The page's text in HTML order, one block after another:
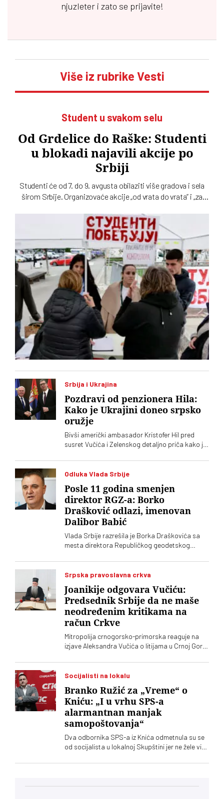
njuzleter i zato se prijavite!
Više iz rubrike Vesti
Student u svakom selu
Od Grdelice do Raške: Studenti
u blokadi najavili akcije po
Srbiji
Studenti će od 7. do 9. avgusta obilaziti više gradova i sela
širom Srbije. Organizovaće akcije „od vrata do vrata” i „za
Srbija i Ukrajina
Pozdravi od penzionera Hila:
Kako je Ukrajini doneo srpsko
oružje
Bivši američki ambasador Kristofer Hil pred
susret Vučića i Zelenskog detaljno priča kako je
Navodno dve zemlje planiraju i zajedničku
fabriku dronova
Odluka Vlada Srbije
Posle 11 godina smenjen
direktor RGZ-a: Borko
Drašković odlazi, imenovan
Dalibor Babić
Vlada Srbije razrešila je Borka Draškovića sa
mesta direktora Republičkog geodetskog
vršioca dužnosti direktora imenovan je
geodetski inspektor Dalibor Babić
Srpska pravoslavna crkva
Joanikije odgovara Vučiću:
Predsednik Srbije da ne maše
neodređenim kritikama na
račun Crkve
Mitropolija crnogorsko-primorska reaguje na
izjave Aleksandra Vučića o litijama u Crnoj Gori
Socijalisti na lokalu
Branko Ružić za „Vreme“ o
Kniću: „I u vrhu SPS-a
alarmantnan manjak
samopoštovanja“
Dva odbornika SPS-a iz Knića odmetnula su se
od socijalista u lokalnoj Skupštini jer ne žele više
naprednjacima. Jedan od njih kaže za „Vreme“
neobrazovanih ljudi" sa kojima ne žele ni sad, niti